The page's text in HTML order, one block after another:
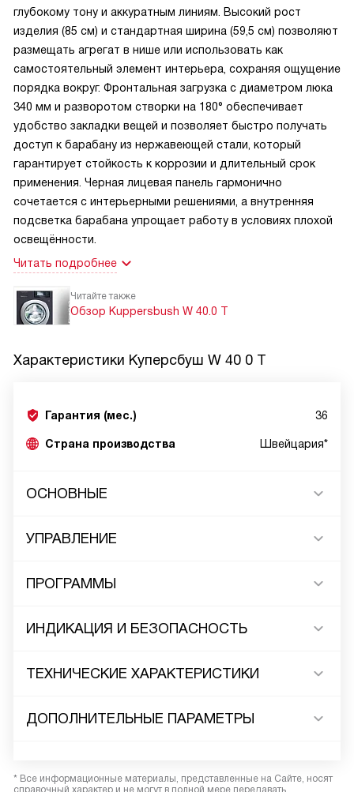
глубокому тону и аккуратным линиям. Высокий рост
изделия (85 см) и стандартная ширина (59,5 см) позволяют
размещать агрегат в нише или использовать как
самостоятельный элемент интерьера, сохраняя ощущение
порядка вокруг. Фронтальная загрузка с диаметром люка
340 мм и разворотом створки на 180° обеспечивает
удобство закладки вещей и позволяет быстро получать
доступ к барабану из нержавеющей стали, который
гарантирует стойкость к коррозии и длительный срок
применения. Черная лицевая панель гармонично
сочетается с интерьерными решениями, а внутренняя
подсветка барабана упрощает работу в условиях плохой
освещённости.
Читать подробнее
Читайте также
Обзор Kuppersbush W 40.0 T
Характеристики Куперсбуш W 40 0 T
Гарантия (мес.) 36
Страна производства Швейцария*
ОСНОВНЫЕ
УПРАВЛЕНИЕ
ПРОГРАММЫ
ИНДИКАЦИЯ И БЕЗОПАСНОСТЬ
ТЕХНИЧЕСКИЕ ХАРАКТЕРИСТИКИ
ДОПОЛНИТЕЛЬНЫЕ ПАРАМЕТРЫ
* Все информационные материалы, представленные на Сайте, носят
справочный характер и не могут в полной мере передавать